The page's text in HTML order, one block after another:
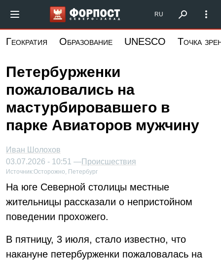
основному
Форпост Северо-Запад
RU
Геократия Образование UNESCO Точка
Петербурженки
пожаловались на
мастурбировавшего в
парке Авиаторов мужчину
Иван Шолохов
03.07.2026 - 10:51 —Происшествия
Источник:Осторожно, Петербург
На юге Северной столицы местные
жительницы рассказали о непристойном
поведении прохожего.
В пятницу, 3 июля, стало известно, что
накануне петербурженки пожаловалась на